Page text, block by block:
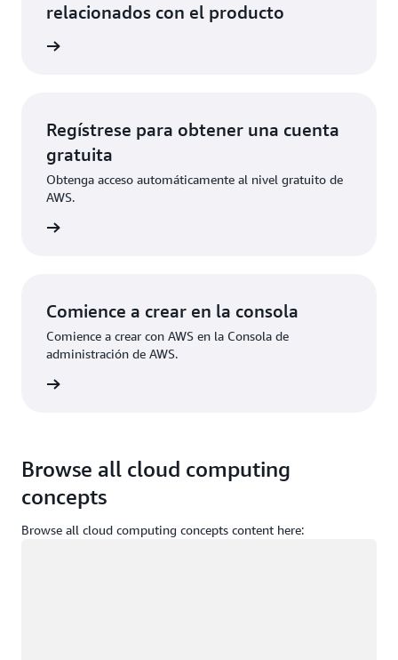
relacionados con el producto
Regístrese para obtener una cuenta
gratuita
Obtenga acceso automáticamente al nivel gratuito de
AWS.
Comience a crear en la consola
Comience a crear con AWS en la Consola de
administración de AWS.
Browse all cloud computing
concepts
Browse all cloud computing concepts content here: